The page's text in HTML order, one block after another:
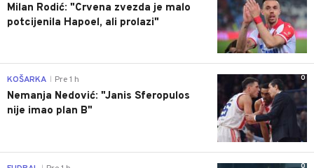
Milan Rodić: "Crvena zvezda je malo
potcijenila Hapoel, ali prolazi"
0
KOŠARKA Pre 1 h
Nemanja Nedović: "Janis Sferopulos
nije imao plan B"